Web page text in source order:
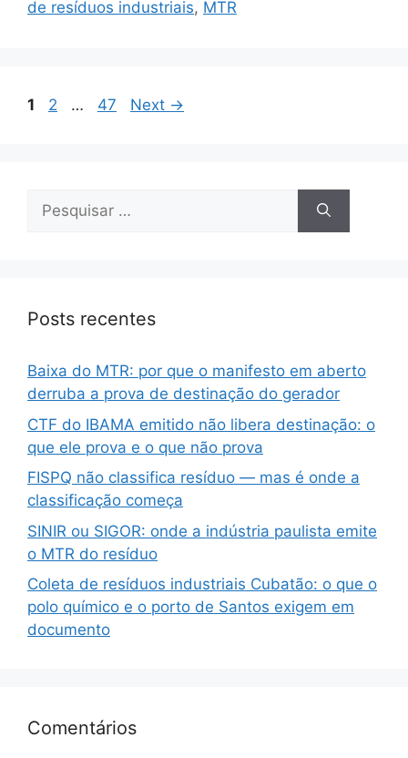
de resíduos industriais, MTR
1 2 … 47 Next →
Posts recentes
Baixa do MTR: por que o manifesto em aberto
derruba a prova de destinação do gerador
CTF do IBAMA emitido não libera destinação: o
que ele prova e o que não prova
FISPQ não classifica resíduo — mas é onde a
classificação começa
SINIR ou SIGOR: onde a indústria paulista emite
o MTR do resíduo
Coleta de resíduos industriais Cubatão: o que o
polo químico e o porto de Santos exigem em
documento
Comentários